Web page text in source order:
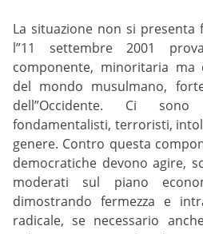
La situazione non si presenta
l”11 settembre 2001
componente, minoritaria ma
del mondo musulmano,
dell”Occidente. Ci sono
fondamentalisti, terroristi,
genere. Contro questa
democratiche devono agire,
moderati sul piano
dimostrando fermezza e
radicale, se necessario